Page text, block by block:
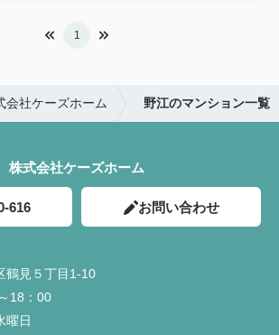
1
会社ケーズホーム 野江のマンション一覧
株式会社ケーズホーム
616 お問い合わせ
鶴見５丁目1-10
18：00
曜日